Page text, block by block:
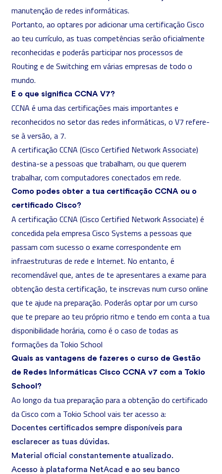
manutenção de redes informáticas.
Portanto, ao optares por adicionar uma certificação Cisco
ao teu currículo, as tuas competências serão oficialmente
reconhecidas e poderás participar nos processos de
Routing e de Switching em várias empresas de todo o
mundo.
E o que significa CCNA V7?
CCNA é uma das certificações mais importantes e
reconhecidos no setor das redes informáticas, o V7 refere-
se à versão, a 7.
A certificação CCNA (Cisco Certified Network Associate)
destina-se a pessoas que trabalham, ou que querem
trabalhar, com computadores conectados em rede.
Como podes obter a tua certificação CCNA ou o
certificado Cisco?
A certificação CCNA (Cisco Certified Network Associate) é
concedida pela empresa Cisco Systems a pessoas que
passam com sucesso o exame correspondente em
infraestruturas de rede e Internet. No entanto, é
recomendável que, antes de te apresentares a exame para
obtenção desta certificação, te inscrevas num curso online
que te ajude na preparação. Poderás optar por um curso
que te prepare ao teu próprio ritmo e tendo em conta a tua
disponibilidade horária, como é o caso de todas as
formações da Tokio School
Quais as vantagens de fazeres o curso de Gestão
de Redes Informáticas Cisco CCNA v7 com a Tokio
School?
Ao longo da tua preparação para a obtenção do certificado
da Cisco com a Tokio School vais ter acesso a:
Docentes certificados sempre disponíveis para
esclarecer as tuas dúvidas.
Material oficial constantemente atualizado.
Acesso à plataforma NetAcad e ao seu banco